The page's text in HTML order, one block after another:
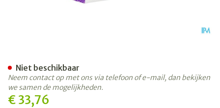
€ 33,76
Niet beschikbaar
Neem contact op met ons via telefoon of e-mail, dan bekijken
we samen de mogelijkheden.